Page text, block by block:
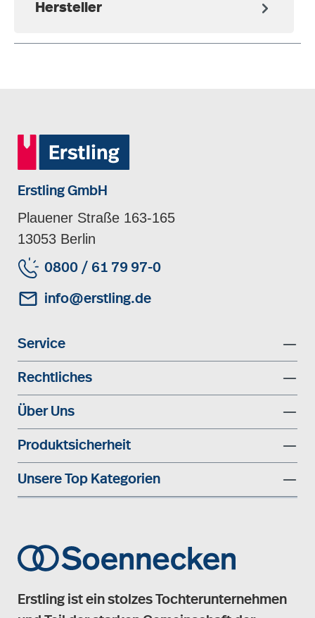
Hersteller
Erstling GmbH
Plauener Straße 163-165
13053 Berlin
0800 / 61 79 97-0
info@erstling.de
Service
Rechtliches
Über Uns
Produktsicherheit
Unsere Top Kategorien
Erstling ist ein stolzes Tochterunternehmen